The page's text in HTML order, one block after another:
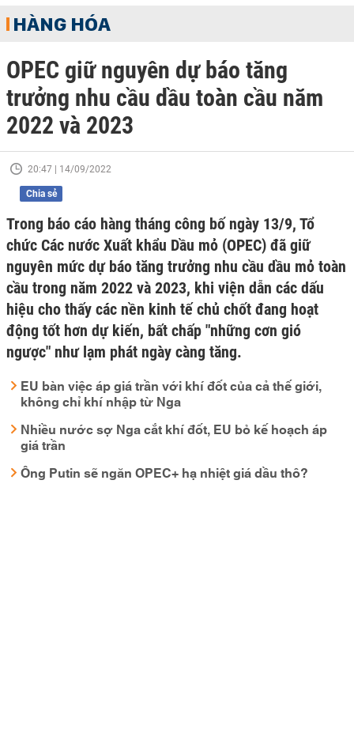
HÀNG HÓA
OPEC giữ nguyên dự báo tăng
trưởng nhu cầu dầu toàn cầu năm
2022 và 2023
20:47 | 14/09/2022
Chia sẻ
Trong báo cáo hàng tháng công bố ngày 13/9, Tổ
chức Các nước Xuất khẩu Dầu mỏ (OPEC) đã giữ
nguyên mức dự báo tăng trưởng nhu cầu dầu mỏ toàn
cầu trong năm 2022 và 2023, khi viện dẫn các dấu
hiệu cho thấy các nền kinh tế chủ chốt đang hoạt
động tốt hơn dự kiến, bất chấp "những cơn gió
ngược" như lạm phát ngày càng tăng.
EU bàn việc áp giá trần với khí đốt của cả thế giới,
không chỉ khí nhập từ Nga
Nhiều nước sợ Nga cắt khí đốt, EU bỏ kế hoạch áp
giá trần
Ông Putin sẽ ngăn OPEC+ hạ nhiệt giá dầu thô?